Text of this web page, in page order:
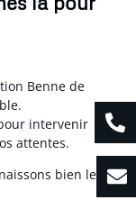
Benne de
intervenir
attentes.
bien les